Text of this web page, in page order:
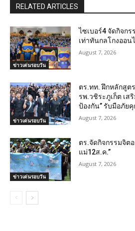
RELATED ARTICLES
ข่าวเด่นรอบวัน
ไซเบอร์4 จัดกิจกร
เท่าทันกลโกงออน
August 7, 2026
ข่าวเด่นรอบวัน
ตร.ทท. ฝึกหลักสูต
รพ.วชิระภูเก็ต เส
ป้องกัน” รับมือภัย
August 7, 2026
ข่าวเด่นรอบวัน
ตร.จัดกิจกรรมจิต
แม่12ส.ค.”
August 7, 2026